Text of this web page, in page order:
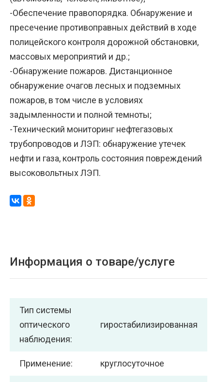
-Обеспечение правопорядка. Обнаружение и
пресечение противоправных действий в ходе
полицейского контроля дорожной обстановки,
массовых мероприятий и др.;
-Обнаружение пожаров. Дистанционное
обнаружение очагов лесных и подземных
пожаров, в том числе в условиях
задымленности и полной темноты;
-Технический мониторинг нефтегазовых
трубопроводов и ЛЭП: обнаружение утечек
нефти и газа, контроль состояния повреждений
высоковольтных ЛЭП.
Информация о товаре/услуге
Тип системы
оптического
наблюдения:
гиростабилизированная
Применение: круглосуточное